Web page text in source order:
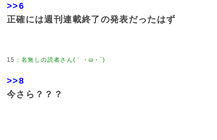
>>6
正確には週刊連載終了の発表だったはず
15 ：名無しの読者さん(｀・ω・´)
>>8
今さら？？？